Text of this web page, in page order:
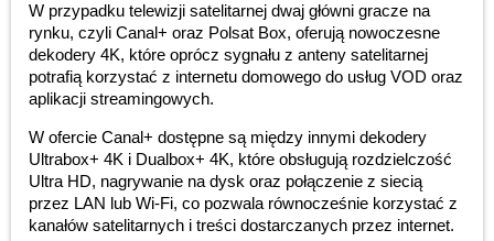
W przypadku telewizji satelitarnej dwaj główni gracze na
rynku, czyli Canal+ oraz Polsat Box, oferują nowoczesne
dekodery 4K, które oprócz sygnału z anteny satelitarnej
potrafią korzystać z internetu domowego do usług VOD oraz
aplikacji streamingowych.
W ofercie Canal+ dostępne są między innymi dekodery
Ultrabox+ 4K i Dualbox+ 4K, które obsługują rozdzielczość
Ultra HD, nagrywanie na dysk oraz połączenie z siecią
przez LAN lub Wi-Fi, co pozwala równocześnie korzystać z
kanałów satelitarnych i treści dostarczanych przez internet.